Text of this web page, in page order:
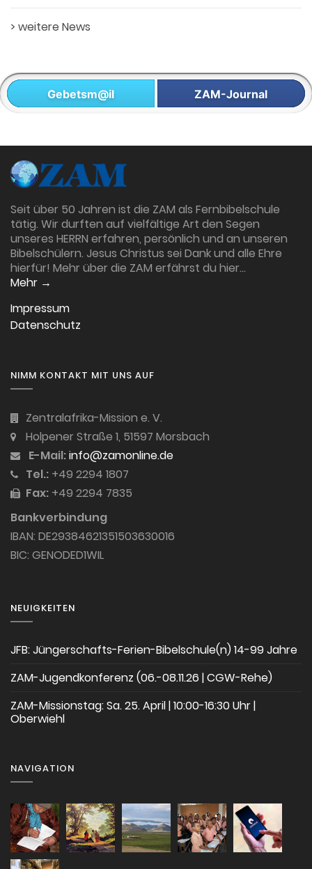
> weitere News
Gebetsm@il ZAM-Journal
Seit über 50 Jahren ist die ZAM als Fernbibelschule
tätig. Wir durften auf vielfältige Art den Segen
unseres HERRN erfahren, persönlich und an unseren
Bibelschülern. Jesus Christus sei Dank und alle Ehre
hierfür! Mehr über die ZAM erfährst du hier…
Mehr →
Impressum
Datenschutz
NIMM KONTAKT MIT UNS AUF
Zentralafrika-Mission e. V.
Holpener Straße 1, 51597 Morsbach
E-Mail:info@zamonline.de
Tel.: +49 2294 1807
Fax: +49 2294 7835
Bankverbindung
IBAN: DE29384621351503630016
BIC: GENODED1WIL
NEUIGKEITEN
JFB: Jüngerschafts-Ferien-Bibelschule(n) 14-99 Jahre
ZAM-Jugendkonferenz (06.-08.11.26 | CGW-Rehe)
ZAM-Missionstag: Sa. 25. April | 10:00-16:30 Uhr |
Oberwiehl
NAVIGATION